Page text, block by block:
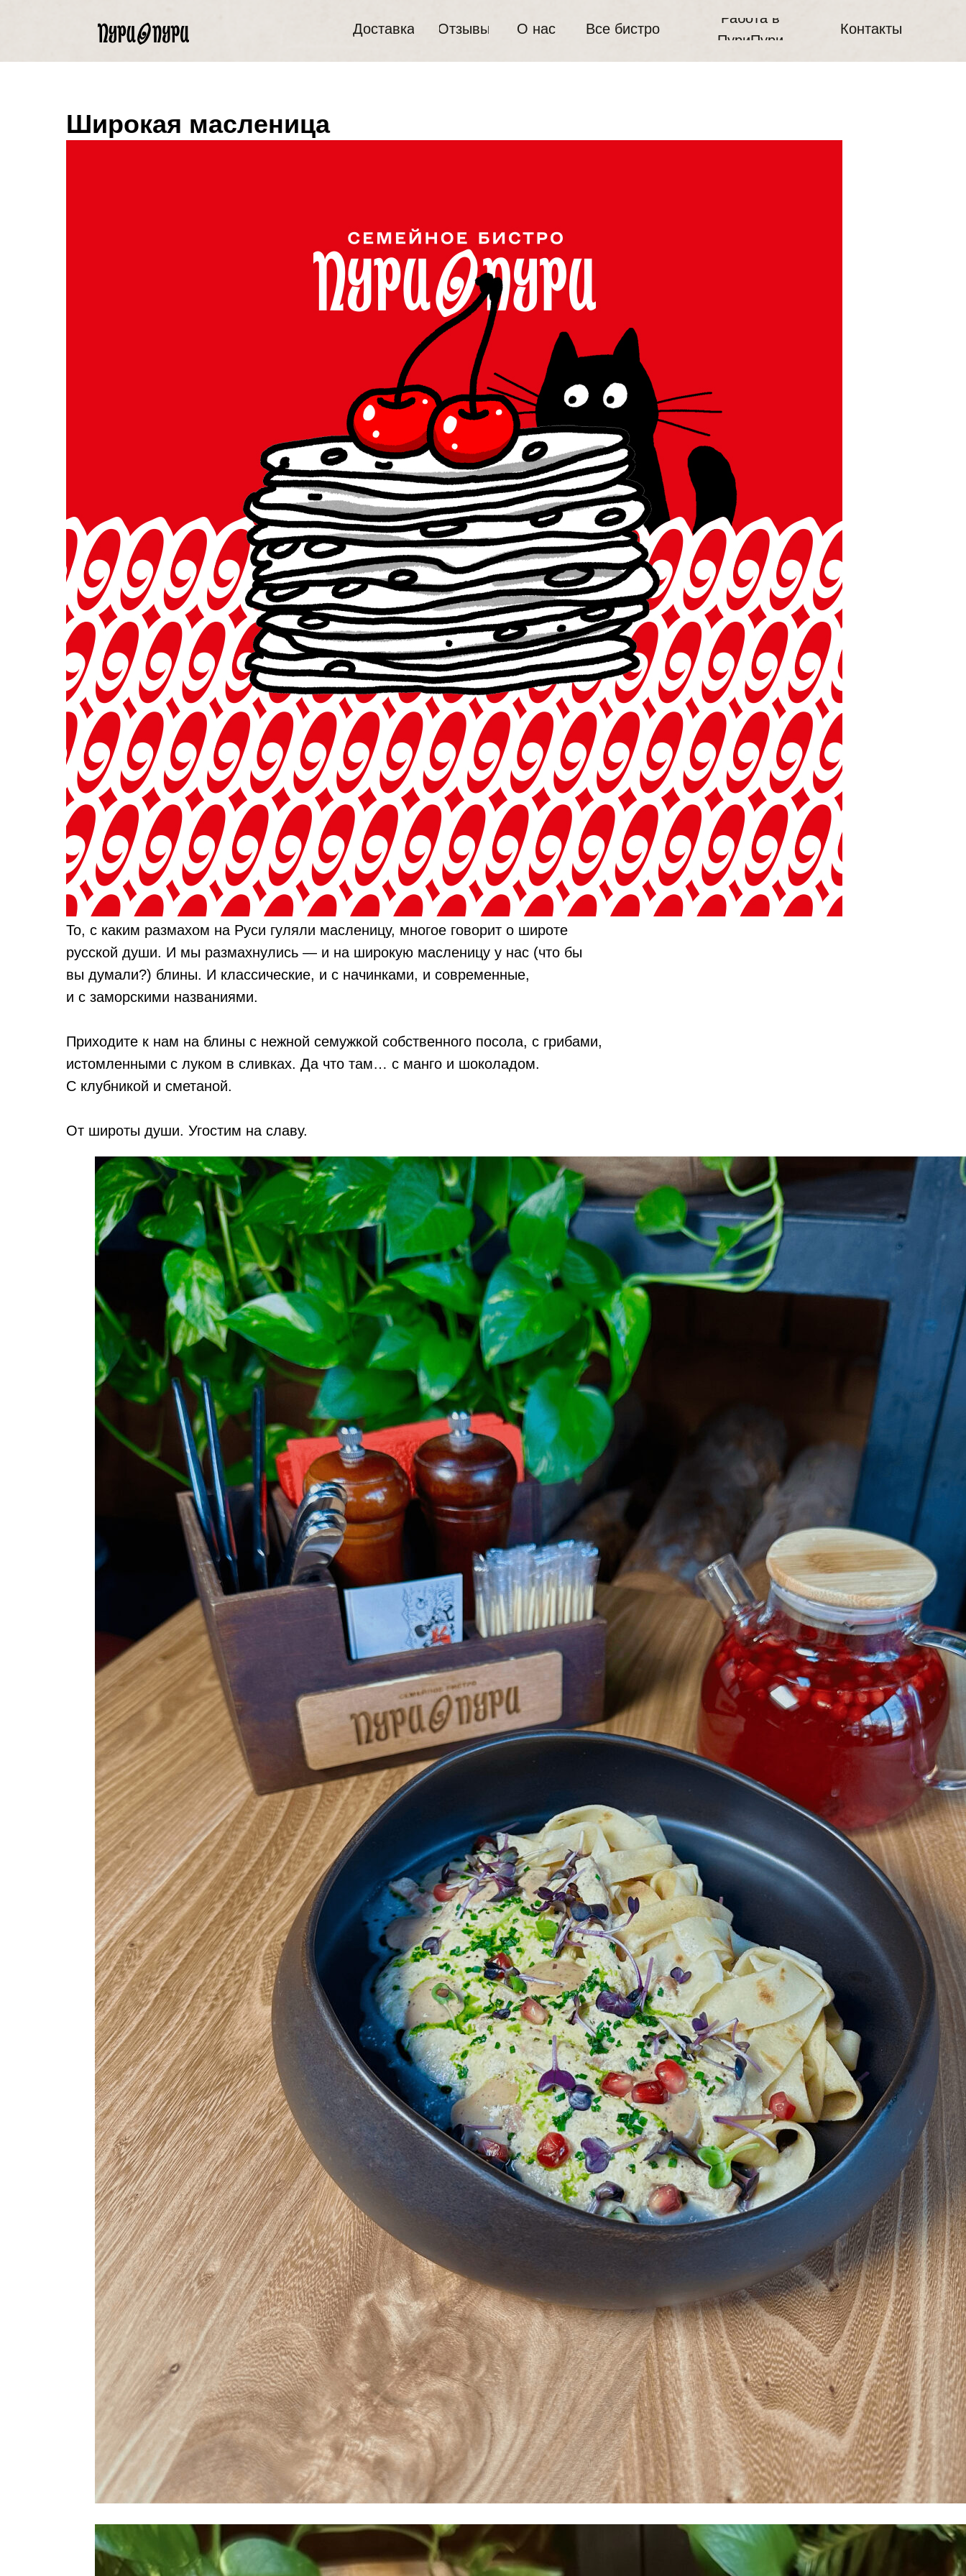
Доставка О нас Все бистро
Отзывы
Работа в
ПуриПури
Контакты
Широкая масленица
То, с каким размахом на Руси гуляли масленицу, многое говорит о широте
русской души. И мы размахнулись — и на широкую масленицу у нас (что бы
вы думали?) блины. И классические, и с начинками, и современные,
и с заморскими названиями.
Приходите к нам на блины с нежной семужкой собственного посола, с грибами,
истомленными с луком в сливках. Да что там… с манго и шоколадом.
С клубникой и сметаной.
От широты души. Угостим на славу.